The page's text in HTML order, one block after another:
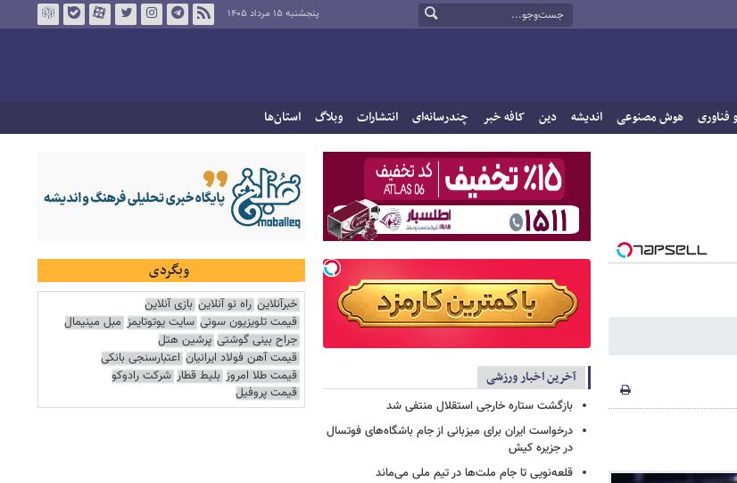
پنجشنبه ۱۵ مرداد ۱۴۰۵
فناوری هوش مصنوعی اندیشه دین کافه خبر چندرسانه‌ای انتشارات وبلاگ استان‌ها
آخرین اخبار ورزشی
بازگشت ستاره خارجی استقلال منتفی شد
درخواست ایران برای میزبانی از جام باشگاه‌های فوتسال
در جزیره کیش
قلعه‌نویی تا جام ملت‌ها در تیم ملی می‌ماند
وبگردی
خبرآنلاین راه نو آنلاین بازی آنلاین
قیمت تلویزیون سونی سایت یوتوتایمز مبل مینیمال
جراح بینی گوشتی پرشین هتل
قیمت آهن فولاد ایرانیان اعتبارسنجی بانکی
قیمت طلا امروز بلیط قطار شرکت رادوکو
قیمت پروفیل